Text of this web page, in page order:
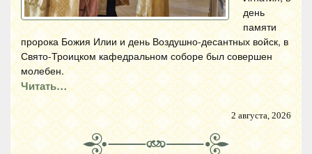
день
памяти
пророка Божия Илии и день Воздушно-десантных войск, в
Свято-Троицком кафедральном соборе был совершен
молебен.
Читать…
2 августа, 2026